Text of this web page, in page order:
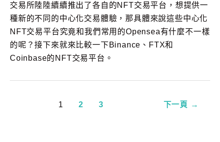
交易所陸陸續續推出了各自的NFT交易平台，想提供一
種新的不同的中心化交易體驗，那具體來說這些中心化
NFT交易平台究竟和我們常用的Opensea有什麼不一樣
的呢？接下來就來比較一下Binance、FTX和
Coinbase的NFT交易平台。
1 2 3 下一頁 →